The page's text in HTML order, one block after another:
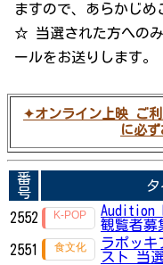
ますので、あらかじめ
☆ 当選された方への
ールをお送りします。
✦オンライン上映 ご
に必
番
号
2552
Audition
観覧者募
2551
ラポッキ
スト 当